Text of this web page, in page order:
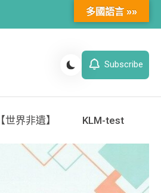
Subscribe
【世界非遺】 KLM-test
多國語言 »»